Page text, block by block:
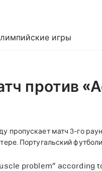
игры
против
матч 3-го
Португальский
problem” according